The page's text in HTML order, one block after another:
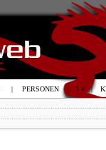
| PERSONEN | TV |